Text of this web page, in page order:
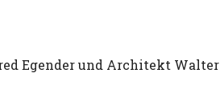
Egender und Architekt Walter